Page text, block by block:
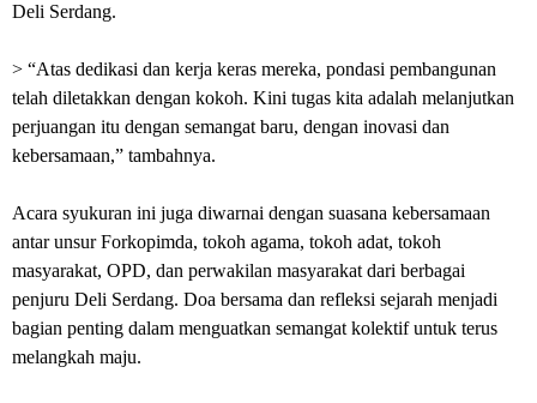
Deli Serdang.
> “Atas dedikasi dan kerja keras mereka, pondasi pembangunan
telah diletakkan dengan kokoh. Kini tugas kita adalah melanjutkan
perjuangan itu dengan semangat baru, dengan inovasi dan
kebersamaan,” tambahnya.
Acara syukuran ini juga diwarnai dengan suasana kebersamaan
antar unsur Forkopimda, tokoh agama, tokoh adat, tokoh
masyarakat, OPD, dan perwakilan masyarakat dari berbagai
penjuru Deli Serdang. Doa bersama dan refleksi sejarah menjadi
bagian penting dalam menguatkan semangat kolektif untuk terus
melangkah maju.